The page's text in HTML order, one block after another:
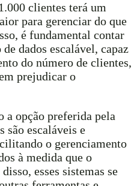
clientes terá um
para gerenciar do que
é fundamental contar
dados escalável, capaz
do número de clientes,
prejudicar o
a opção preferida pela
são escaláveis e
o gerenciamento
à medida que o
esses sistemas se